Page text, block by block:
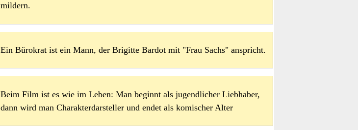
mildern.
Ein Bürokrat ist ein Mann, der Brigitte Bardot mit "Frau Sachs" anspricht.
Beim Film ist es wie im Leben: Man beginnt als jugendlicher Liebhaber,
dann wird man Charakterdarsteller und endet als komischer Alter